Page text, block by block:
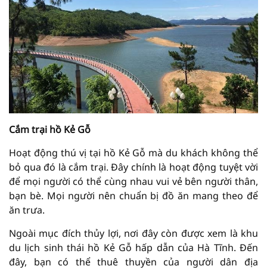
Cắm trại hồ Kẻ Gỗ
Hoạt động thú vị tại hồ Kẻ Gỗ mà du khách không thể
bỏ qua đó là cắm trại. Đây chính là hoạt động tuyệt vời
để mọi người có thể cùng nhau vui vẻ bên người thân,
bạn bè. Mọi người nên chuẩn bị đồ ăn mang theo để
ăn trưa.
Ngoài mục đích thủy lợi, nơi đây còn được xem là khu
du lịch sinh thái hồ Kẻ Gỗ hấp dẫn của Hà Tĩnh. Đến
đây, bạn có thể thuê thuyền của người dân địa